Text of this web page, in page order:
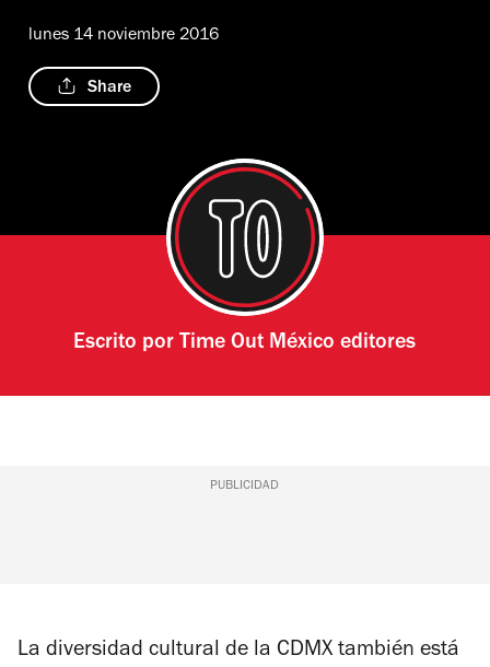
lunes 14 noviembre 2016
Share
Escrito por Time Out México editores
PUBLICIDAD
La diversidad cultural de la CDMX también está